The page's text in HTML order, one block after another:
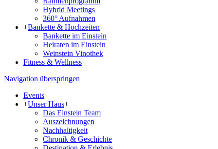
Hybrid Meetings
360° Aufnahmen
+Bankette & Hochzeiten+
Bankette im Einstein
Heiraten im Einstein
Weinstein Vinothek
Fitness & Wellness
Navigation überspringen
Events
+Unser Haus+
Das Einstein Team
Aus­zeich­nun­gen
Nachhaltigkeit
Chronik & Geschichte